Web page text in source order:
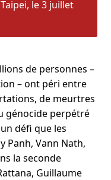
le 3 juillet
de personnes –
– ont péri entre
de meurtres
génocide perpétré
défi que les
Panh, Vann Nath,
la seconde
Guillaume